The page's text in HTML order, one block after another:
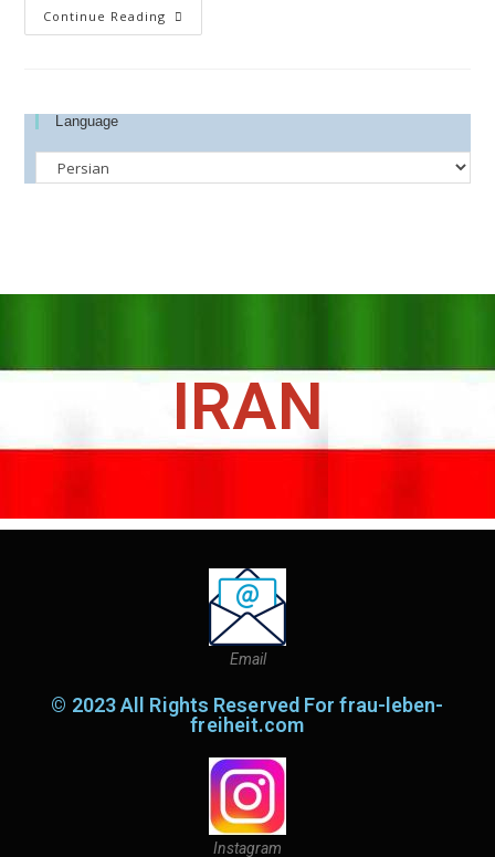
Continue Reading
Language
IRAN
Email
© 2023 All Rights Reserved For frau-leben-
freiheit.com
Instagram